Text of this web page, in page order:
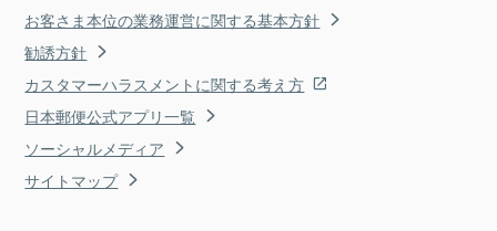
お客さま本位の業務運営に関する基本方針
勧誘方針
カスタマーハラスメントに関する考え方
日本郵便公式アプリ一覧
ソーシャルメディア
サイトマップ